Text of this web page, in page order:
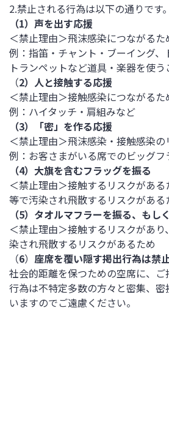
2.禁止される行為は以下の通りです。
（1）声を出す応援
＜禁止理由＞飛沫感染につながるた
例：指笛・チャント・ブーイング、
トランペットなど道具・楽器を使
（2）人と接触する応援
＜禁止理由＞接触感染につながるた
例：ハイタッチ・肩組みなど
（3）「密」を作る応援
＜禁止理由＞飛沫感染・接触感染
例：お客さまがいる席でのビッグフ
（4）大旗を含むフラッグを振る
＜禁止理由＞接触するリスクがあ
等で汚染され飛散するリスクがある
（5） タオルマフラーを振る、もし
＜禁止理由＞接触するリスクがあ
染され飛散するリスクがあるため
（6） 座席を覆い隠す掲出行為は禁
社会的距離を保つための空席に、
行為は不特定多数の方々と密集、
いますのでご遠慮ください。